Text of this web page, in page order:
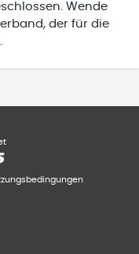
Wende
der für die